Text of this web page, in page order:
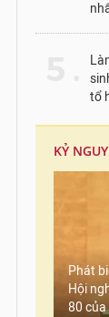
tổ
KỶ
Phát
Hội
80 của